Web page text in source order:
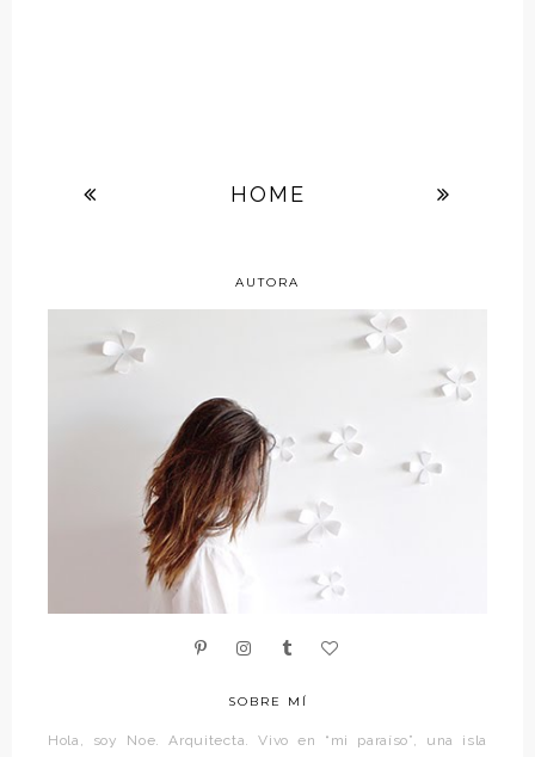
HOME
AUTORA
SOBRE MÍ
Hola, soy Noe. Arquitecta. Vivo en “mi paraíso”, una isla